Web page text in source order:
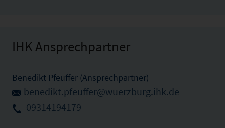
IHK Ansprechpartner
Benedikt Pfeuffer (Ansprechpartner)
benedikt.pfeuffer@wuerzburg.ihk.de
09314194179